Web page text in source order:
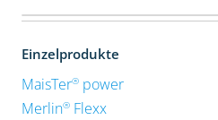
Einzelprodukte
MaisTer®power
Merlin®Flexx